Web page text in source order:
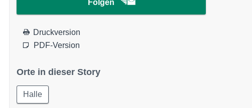
Folgen
Druckversion
PDF-Version
Orte in dieser Story
Halle